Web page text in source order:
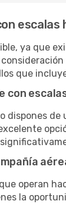
escalas
ya que
que
con
dispones
operan
la